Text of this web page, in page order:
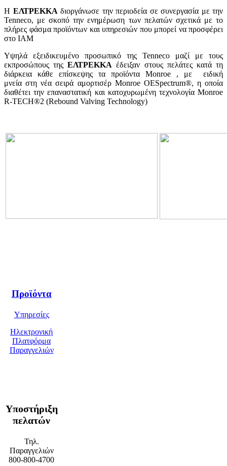
Η ΕΛΤΡΕΚΚΑ διοργάνωσε την περιοδεία σε συνεργασία με την
Tenneco, με σκοπό την ενημέρωση των πελατών σχετικά με το
πλήρες φάσμα προϊόντων και υπηρεσιών που μπορεί να προσφέρει
στο IAM
Υψηλά εξειδικευμένο προσωπικό της Tenneco μαζί με τους
εκπροσώπους τηςΕΛΤΡΕΚΚΑ έδειξαν στους πελάτες κατά τη
διάρκεια κάθε επίσκεψης τα προϊόντα Monroe , με ειδική
μνεία στη νέα σειρά αμορτισέρ Monroe OESpectrum®, η οποία
διαθέτει την επαναστατική και κατοχυρωμένη τεχνολογία Monroe
R-TECH®2 (Rebound Valving Technology)
Προϊόντα
Υπηρεσίες
Ηλεκτρονική
Πλατφόρμα
Παραγγελιών
Υποστήριξη
πελατών
Τηλ.
Παραγγελιών
800-800-4700